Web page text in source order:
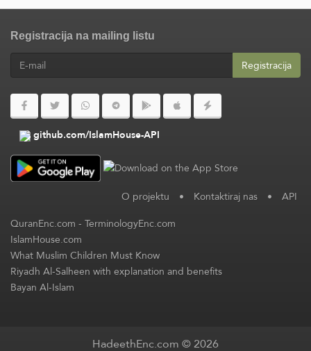
Registracija na mailing listu
Registracija
github.com/IslamHouse-API
O projektu • Kontaktiraj nas • API
QuranEnc.com-TerminologyEnc.com
IslamHouse.com
What Muslim Children Must Know
Riyadh Al-Salheen with explanation and benefits
Bayan Al-Islam
HadeethEnc.com © 2026